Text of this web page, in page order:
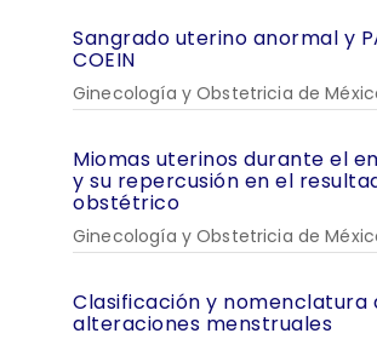
Sangrado uterino anormal y
COEIN
Ginecología y Obstetricia de
Miomas uterinos durante el
y su repercusión en el
obstétrico
Ginecología y Obstetricia de
Clasificación y nomenclatura
alteraciones menstruales